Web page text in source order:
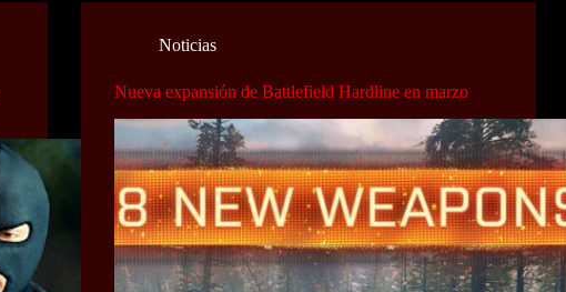
Noticias
Nueva expansión de Battlefield Hardline en marzo